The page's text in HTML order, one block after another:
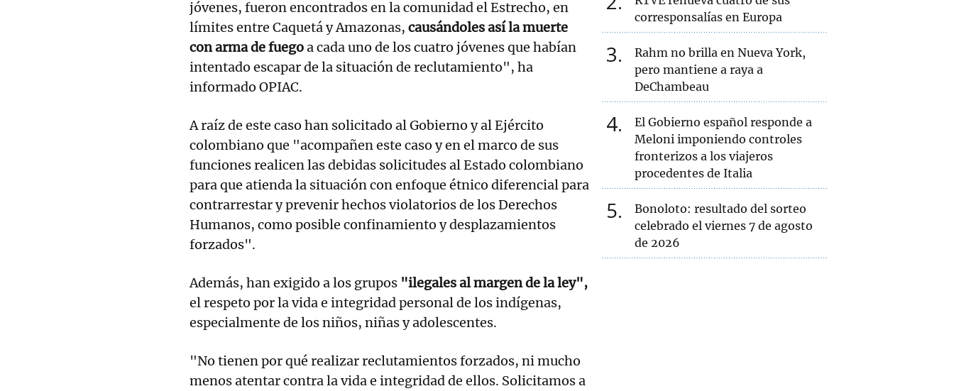
jóvenes, fueron encontrados en la comunidad el Estrecho, en
límites entre Caquetá y Amazonas, causándoles así la muerte
con arma de fuegoa cada uno de los cuatro jóvenes que habían
intentado escapar de la situación de reclutamiento", ha
informado OPIAC.
A raíz de este caso han solicitado al Gobierno y al Ejército
colombiano que "acompañen este caso y en el marco de sus
funciones realicen las debidas solicitudes al Estado colombiano
para que atienda la situación con enfoque étnico diferencial para
contrarrestar y prevenir hechos violatorios de los Derechos
Humanos, como posible confinamiento y desplazamientos
forzados".
Además, han exigido a los grupos "ilegales al margen de la ley",
el respeto por la vida e integridad personal de los indígenas,
especialmente de los niños, niñas y adolescentes.
"No tienen por qué realizar reclutamientos forzados, ni mucho
menos atentar contra la vida e integridad de ellos. Solicitamos a
corresponsalías en Europa
3
Rahm no brilla en Nueva York,
pero mantiene a raya a
DeChambeau
4
El Gobierno español responde a
Meloni imponiendo controles
fronterizos a los viajeros
procedentes de Italia
5
Bonoloto: resultado del sorteo
celebrado el viernes 7 de agosto
de 2026